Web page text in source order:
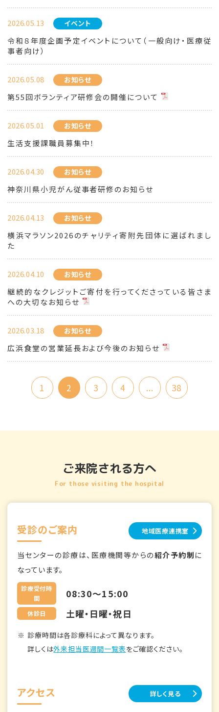
2026.05.13 イベント
令和８年度企画予定イベントについて（一般向け・医療従
事者向け）
2026.05.08 お知らせ
第55回ボランティア研修会の開催について
2026.05.01 お知らせ
生活支援課職員募集中！
2026.04.30 お知らせ
神奈川県小児がん従事者研修のお知らせ
2026.04.13 お知らせ
横浜マラソン2026のチャリティ寄附先団体に選ばれまし
た
2026.04.10 お知らせ
継続的なクレジットご寄付を行ってくださっている皆さま
への大切なお知らせ
2026.03.18 お知らせ
広浜食堂の営業延長および今後のお知らせ
1 2 3 4 ... 38
ご来院される方へ
For those visiting the hospital
受診のご案内 地域医療連携室
当センターの診療は、医療機関等からの紹介予約制に
なっています。
診療受付時
間
08:30～15:00
休診日 土曜・日曜・祝日
診療時間は各診療科によって異なります。
詳しくは外来担当医週間一覧表をご確認ください。
アクセス 詳しく見る